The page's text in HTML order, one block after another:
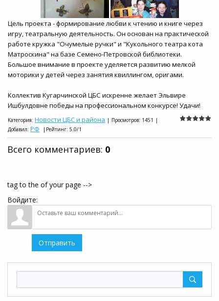
Цель проекта - формирование любви к чтению и книге через
игру, театральную деятельность. Он основан на практической
работе кружка "Очумелые ручки" и "Кукольного театра кота
Матроскина" на базе Семено-Петровской библиотеки.
Большое внимание в проекте уделяется развитию мелкой
моторики у детей через занятия квиллингом, оригами.
Коллектив Кугарчинской ЦБС искренне желает Эльвире
Ишбулдовне победы на профессиональном конкурсе! Удачи!
Категория: Новости ЦБС и района | Просмотров: 1451 |
Добавил: РФ | Рейтинг: 5.0/1
Всего комментариев: 0
tag to the of your page -->
Войдите:
Отправить